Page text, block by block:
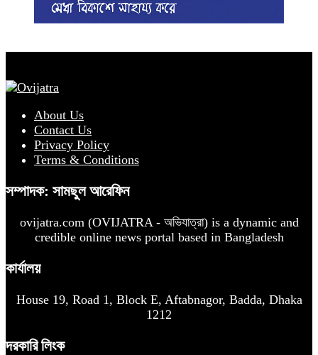
About Us
Contact Us
Privacy Policy
Terms & Conditions
সম্পাদক: সামছুল আরেফিন
ovijatra.com (OVIJATRA - অভিযাত্রা) is a dynamic and
credible online news portal based in Bangladesh
কার্যালয়
House 19, Road 1, Block E, Aftabnagor, Badda, Dhaka
1212
দরকারি লিংক